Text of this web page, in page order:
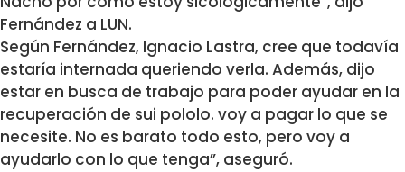
Fernández a LUN.
Según Fernández, Ignacio Lastra, cree que todavía
estaría internada queriendo verla. Además, dijo
estar en busca de trabajo para poder ayudar en la
recuperación de sui pololo. voy a pagar lo que se
necesite. No es barato todo esto, pero voy a
ayudarlo con lo que tenga”, aseguró.